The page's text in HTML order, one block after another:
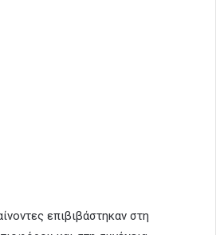
επιβιβάστηκαν στη